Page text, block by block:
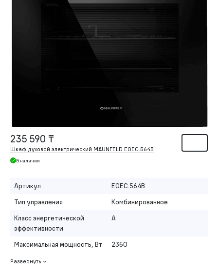
235 590 ₸
Шкаф духовой электрический MAUNFELD EOEC.564B
В наличии
Артикул
EOEC.564B
Тип управления
Комбинированное
Класс энергетической
эффективности
A
Максимальная мощность, Вт 2350
Развернуть